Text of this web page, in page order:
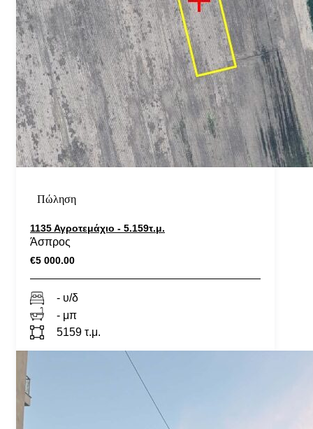
Πώληση
1135 Αγροτεμάχιο - 5.159τ.μ.
Άσπρος
€5 000.00
- υ/δ
- μπ
5159 τ.μ.